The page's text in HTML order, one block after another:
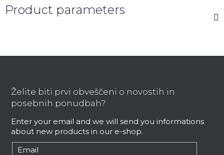
Product parameters
Želite biti prvi obveščeni o novostih in
posebnih ponudbah?
Enter your email and we will send you informations
about new products in our e-shop.
Email